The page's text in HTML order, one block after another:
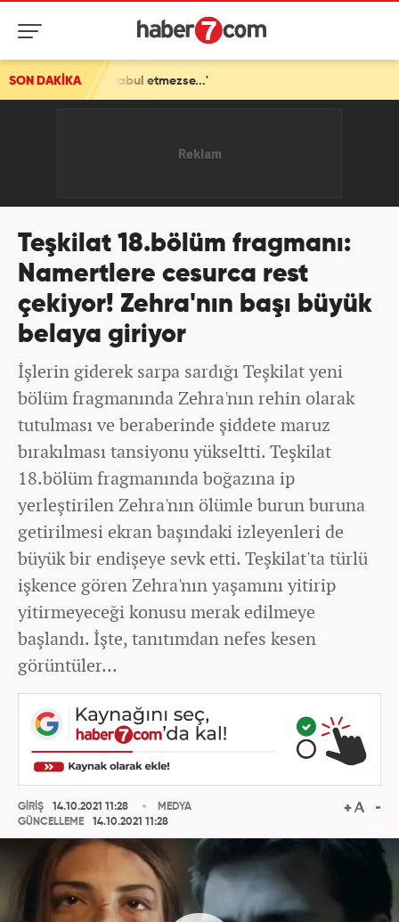
SON DAKİKA
kabul etmezse...'
Teşkilat 18.bölüm fragmanı:
Namertlere cesurca rest
çekiyor! Zehra'nın başı büyük
belaya giriyor
İşlerin giderek sarpa sardığı Teşkilat yeni
bölüm fragmanında Zehra'nın rehin olarak
tutulması ve beraberinde şiddete maruz
bırakılması tansiyonu yükseltti. Teşkilat
18.bölüm fragmanında boğazına ip
yerleştirilen Zehra'nın ölümle burun buruna
getirilmesi ekran başındaki izleyenleri de
büyük bir endişeye sevk etti. Teşkilat'ta türlü
işkence gören Zehra'nın yaşamını yitirip
yitirmeyeceği konusu merak edilmeye
başlandı. İşte, tanıtımdan nefes kesen
görüntüler...
GİRİŞ
14.10.2021 11:28
GÜNCELLEME
14.10.2021 11:28
MEDYA